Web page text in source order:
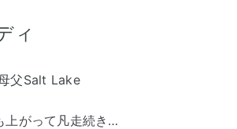
ィ
父Salt Lake
上がって凡走続き…